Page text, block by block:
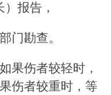
报告，
门勘查。
果伤者较轻时，
伤者较重时，等